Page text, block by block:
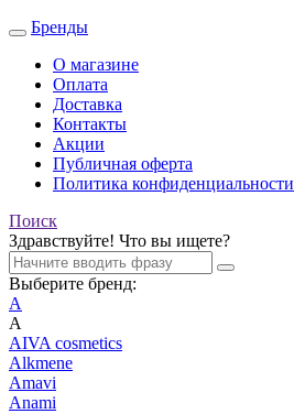
Бренды
О магазине
Оплата
Доставка
Контакты
Акции
Публичная оферта
Политика конфиденциальности
Поиск
Здравствуйте! Что вы ищете?
Выберите бренд:
A
A
AIVA cosmetics
Alkmene
Amavi
Anami